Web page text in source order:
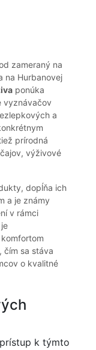
zameraný na
na Hurbanovej
ponúka
vyznávačov
a
prírodná
výživové
dopĺňa ich
a je známy
v rámci
čím sa stáva
o kvalitné
k týmto